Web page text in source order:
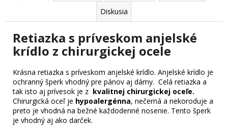
Diskusia
Retiazka s príveskom anjelské
krídlo z chirurgickej ocele
Krásna retiazka s príveskom anjelské krídlo. Anjelské krídlo je
ochranný šperk vhodný pre pánov aj dámy. Celá retiazka a
tak isto aj prívesok je z kvalitnej chirurgickej oceľe.
Chirurgická oceľ je hypoalergénna, nečerná a nekoroduje a
preto je vhodná na bežné každodenné nosenie. Tento šperk
je vhodný aj ako darček.